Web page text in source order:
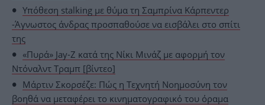
Υπόθεση stalking με θύμα τη Σαμπρίνα Κάρπεντερ
-Άγνωστος άνδρας προσπαθούσε να εισβάλει στο σπίτι
της
«Πυρά» Jay-Z κατά της Νίκι Μινάζ με αφορμή τον
Ντόναλντ Τραμπ [βίντεο]
Μάρτιν Σκορσέζε: Πώς η Τεχνητή Νοημοσύνη τον
βοηθά να μεταφέρει το κινηματογραφικό του όραμα